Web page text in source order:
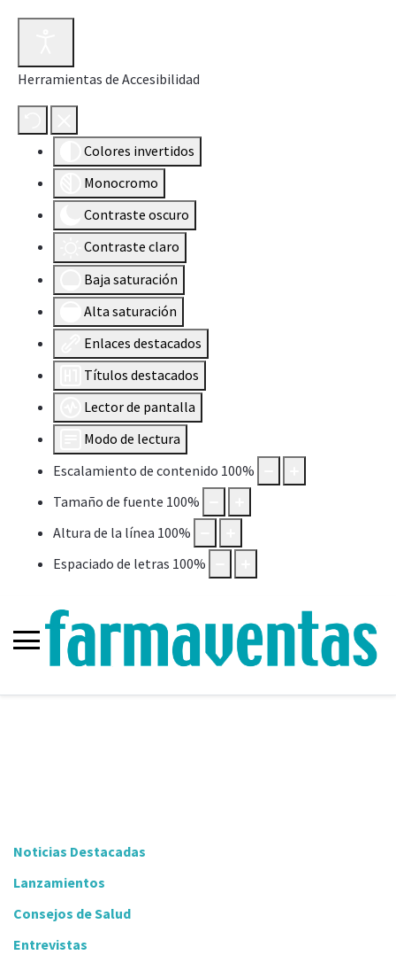
Herramientas de Accesibilidad
Colores invertidos
Monocromo
Contraste oscuro
Contraste claro
Baja saturación
Alta saturación
Enlaces destacados
Títulos destacados
Lector de pantalla
Modo de lectura
Escalamiento de contenido 100%
Tamaño de fuente 100%
Altura de la línea 100%
Espaciado de letras 100%
Noticias Destacadas
Lanzamientos
Consejos de Salud
Entrevistas